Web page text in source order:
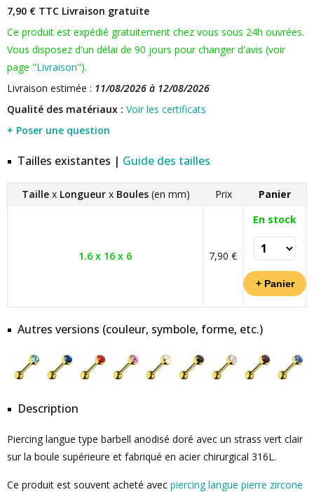
7,90 € TTC Livraison gratuite
Ce produit est expédié gratuitement chez vous sous 24h ouvrées.
Vous disposez d'un délai de 90 jours pour changer d'avis (voir
page "Livraison").
Livraison estimée : 11/08/2026 à 12/08/2026
Qualité des matériaux : Voir les certificats
+ Poser une question
Tailles existantes | Guide des tailles
Taille x Longueur x Boules (en mm) Prix Panier
1.6 x 16 x 6 7,90 €
En stock
Autres versions (couleur, symbole, forme, etc.)
Description
Piercing langue type barbell anodisé doré avec un strass vert clair
sur la boule supérieure et fabriqué en acier chirurgical 316L.
Ce produit est souvent acheté avec piercing langue pierre zircone